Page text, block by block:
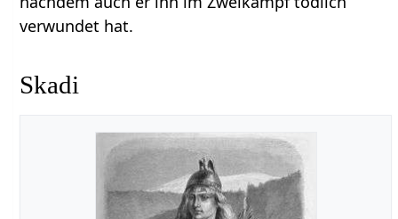
verwundet hat.
Skadi